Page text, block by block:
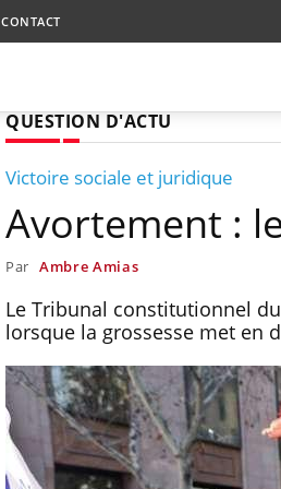
CONTACT
QUESTION D'ACTU
Victoire sociale et juridique
Avortement :
Par Ambre Amias
Le Tribunal constitutionnel
lorsque la grossesse met en